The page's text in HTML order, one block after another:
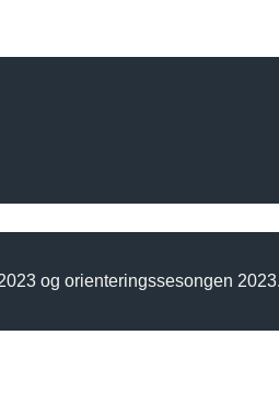
og orienteringssesongen 2023.